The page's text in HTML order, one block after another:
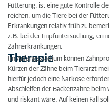
Fütterung, ist eine gute Kontrolle
reichen, um die Tiere bei der
Erkrankungen relativ früh zu
z.B. bei der Impfuntersuchung,
Zahnerkrankungen.
Therapie
Im Anfangsstadium können
Kürzen der Zähne beim Tierarzt
hierfür jedoch eine Narkose
Abschleifen der Backenzähne
und riskant wäre. Auf keinen Fall